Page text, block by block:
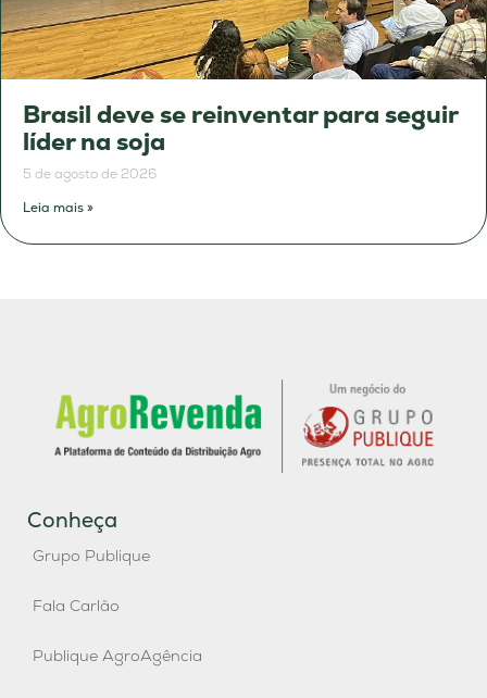
Brasil deve se reinventar para seguir
líder na soja
5 de agosto de 2026
Leia mais »
Conheça
Grupo Publique
Fala Carlão
Publique AgroAgência